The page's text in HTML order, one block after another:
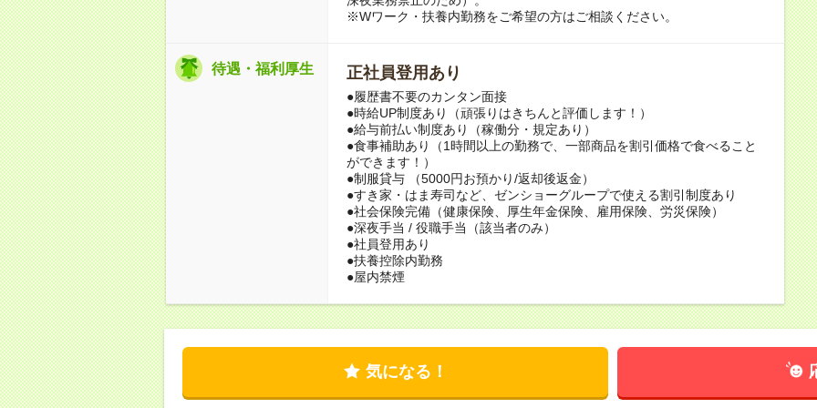
※Wワーク・扶養内勤務をご希望の方はご相談ください。
待遇・福利厚生 正社員登用あり
●履歴書不要のカンタン面接
●時給UP制度あり（頑張りはきちんと評価します！）
●給与前払い制度あり（稼働分・規定あり）
●食事補助あり（1時間以上の勤務で、一部商品を割引価格で食べること
ができます！）
●制服貸与 （5000円お預かり/返却後返金）
●すき家・はま寿司など、ゼンショーグループで使える割引制度あり
●社会保険完備（健康保険、厚生年金保険、雇用保険、労災保険）
●深夜手当 / 役職手当（該当者のみ）
●社員登用あり
●扶養控除内勤務
●屋内禁煙
気になる！